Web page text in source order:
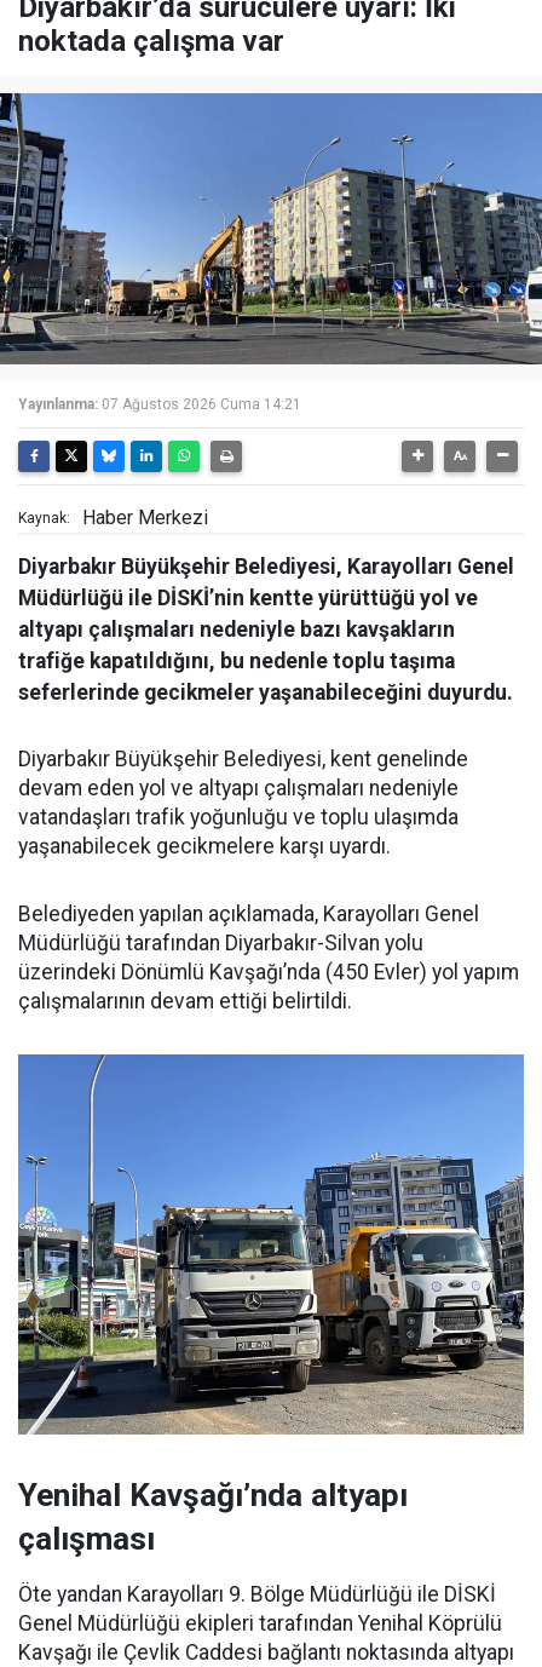
Diyarbakır’da sürücülere uyarı: İki
noktada çalışma var
Yayınlanma: 07 Ağustos 2026 Cuma 14:21
Kaynak: Haber Merkezi
Diyarbakır Büyükşehir Belediyesi, Karayolları Genel
Müdürlüğü ile DİSKİ’nin kentte yürüttüğü yol ve
altyapı çalışmaları nedeniyle bazı kavşakların
trafiğe kapatıldığını, bu nedenle toplu taşıma
seferlerinde gecikmeler yaşanabileceğini duyurdu.
Diyarbakır Büyükşehir Belediyesi, kent genelinde
devam eden yol ve altyapı çalışmaları nedeniyle
vatandaşları trafik yoğunluğu ve toplu ulaşımda
yaşanabilecek gecikmelere karşı uyardı.
Belediyeden yapılan açıklamada, Karayolları Genel
Müdürlüğü tarafından Diyarbakır-Silvan yolu
üzerindeki Dönümlü Kavşağı’nda (450 Evler) yol yapım
çalışmalarının devam ettiği belirtildi.
Yenihal Kavşağı’nda altyapı
çalışması
Öte yandan Karayolları 9. Bölge Müdürlüğü ile DİSKİ
Genel Müdürlüğü ekipleri tarafından Yenihal Köprülü
Kavşağı ile Çevlik Caddesi bağlantı noktasında altyapı